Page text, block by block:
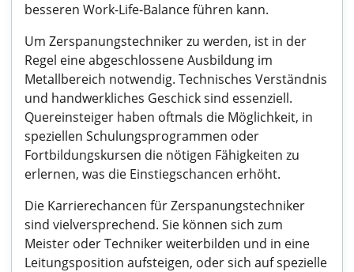
besseren Work-Life-Balance führen kann.
Um Zerspanungstechniker zu werden, ist in der
Regel eine abgeschlossene Ausbildung im
Metallbereich notwendig. Technisches Verständnis
und handwerkliches Geschick sind essenziell.
Quereinsteiger haben oftmals die Möglichkeit, in
speziellen Schulungsprogrammen oder
Fortbildungskursen die nötigen Fähigkeiten zu
erlernen, was die Einstiegschancen erhöht.
Die Karrierechancen für Zerspanungstechniker
sind vielversprechend. Sie können sich zum
Meister oder Techniker weiterbilden und in eine
Leitungsposition aufsteigen, oder sich auf spezielle